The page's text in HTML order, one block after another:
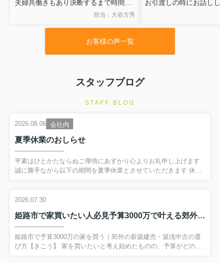
夫婦共働きもあり決断するまで時間が
かかりましたが、家族みんなが「あの
担当：大谷方秀
お引渡しの時にお話し
お客様の声一覧
スタッフブログ
STAFF BLOG
2026.08.06 会社内
夏季休業のおしらせ
平素はひとかたならぬご厚情にあずかり心よりお礼申し上げます
誠に勝手ながら以下の期間を夏季休業とさせていただきます 休業
容赦くださいますようお願い申し上げます
2026.07.30
姫路市で家買いたい人必見予算3000万で叶える郊外マイホームの選び方
姫路市で予算3000万の家を買う｜郊外の新築建売・築浅中古の選
び方【きこう】 家を買いたいと考え始めたものの、予算がどのく